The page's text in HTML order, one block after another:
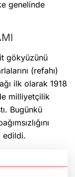
genelinde
gökyüzünü
(refahı)
ilk olarak 1918
milliyetçilik
Bugünkü
edildi.